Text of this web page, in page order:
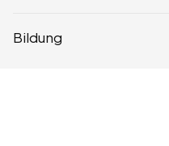
Bildung